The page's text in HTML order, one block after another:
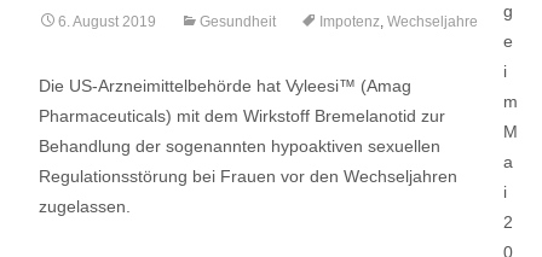
6. August 2019 Gesundheit Impotenz, Wechseljahre
Die US-Arzneimittelbehörde hat Vyleesi™ (Amag
Pharmaceuticals) mit dem Wirkstoff Bremelanotid zur
Behandlung der sogenannten hypoaktiven sexuellen
Regulationsstörung bei Frauen vor den Wechseljahren
zugelassen.